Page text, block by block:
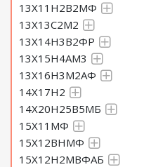
13Х11Н2В2МФ
13Х13С2М2
13Х14Н3В2ФР
13Х15Н4АМ3
13Х16Н3М2АФ
14Х17Н2
14Х20Н25В5МБ
15Х11МФ
15Х12ВНМФ
15Х12Н2МВФАБ